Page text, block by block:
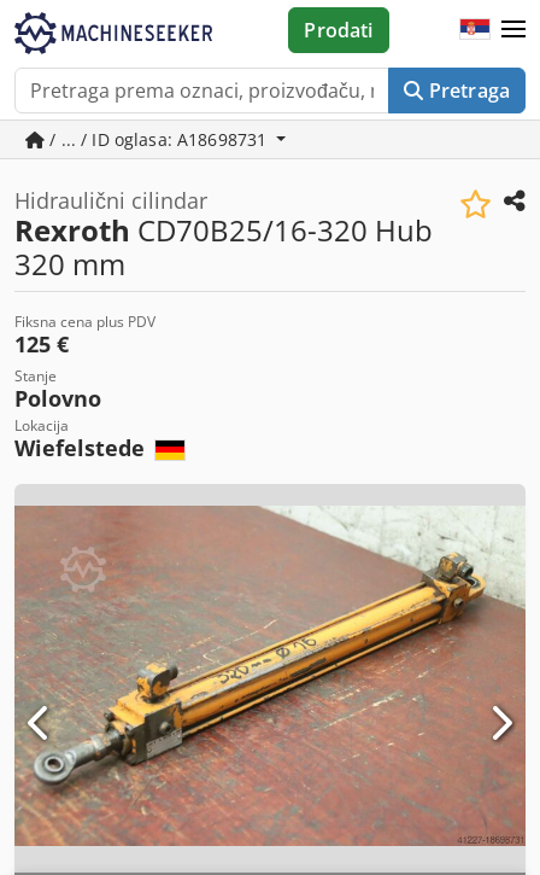
Pretraga
Prodati
/ ... / ID oglasa: A18698731
Hidraulični cilindar
Rexroth CD70B25/16-320 Hub
320 mm
Fiksna cena plus PDV
125 €
Stanje
Polovno
Lokacija
Wiefelstede